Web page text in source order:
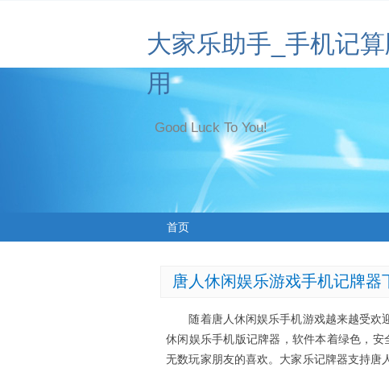
大家乐助手_手机记
用
Good Luck To You!
首页
唐人休闲娱乐游戏手机记牌器
随着唐人休闲娱乐手机游戏越来越受欢
休闲娱乐手机版记牌器，软件本着绿色，
无数玩家朋友的喜欢。大家乐记牌器支持唐